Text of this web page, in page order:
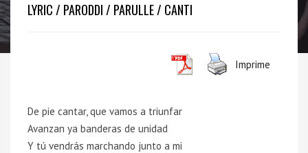
LYRIC / PARODDI / PARULLE / CANTI
Imprime
De pie cantar, que vamos a triunfar
Avanzan ya banderas de unidad
Y tú vendrás marchando junto a mi